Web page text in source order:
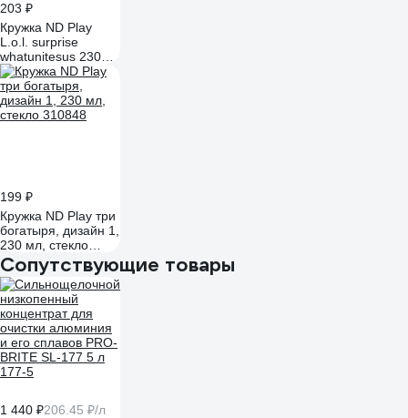
203 ₽
Кружка ND Play
L.o.l. surprise
whatunitesus 230
мл, стекло 288537
199 ₽
Кружка ND Play три
богатыря, дизайн 1,
230 мл, стекло
310848
Сопутствующие товары
1 440 ₽206.45 ₽/л